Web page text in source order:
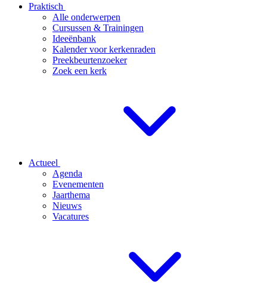
Praktisch
Alle onderwerpen
Cursussen & Trainingen
Ideeënbank
Kalender voor kerkenraden
Preekbeurtenzoeker
Zoek een kerk
Actueel
Agenda
Evenementen
Jaarthema
Nieuws
Vacatures